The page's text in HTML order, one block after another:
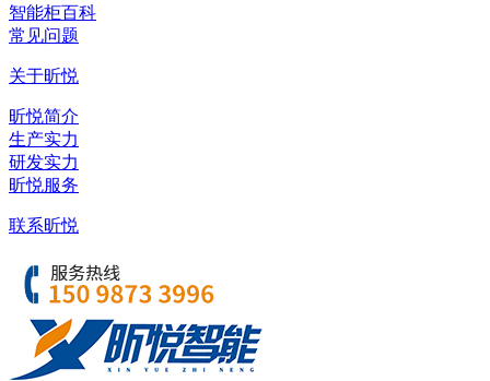
智能柜百科
常见问题
关于昕悦
昕悦简介
生产实力
研发实力
昕悦服务
联系昕悦